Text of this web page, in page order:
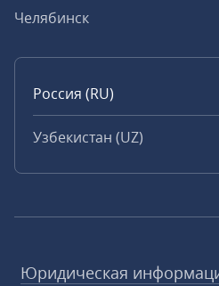
Челябинск
Россия (RU)
Узбекистан (UZ)
Юридическая